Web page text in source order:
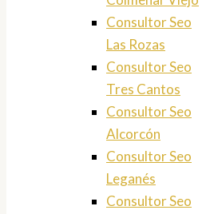
Consultor Seo
Las Rozas
Consultor Seo
Tres Cantos
Consultor Seo
Alcorcón
Consultor Seo
Leganés
Consultor Seo